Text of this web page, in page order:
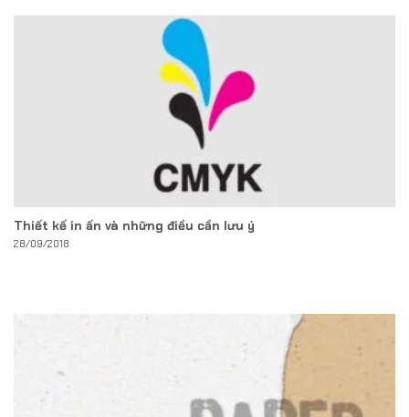
Thiết kế in ấn và những điều cần lưu ý
28/09/2018